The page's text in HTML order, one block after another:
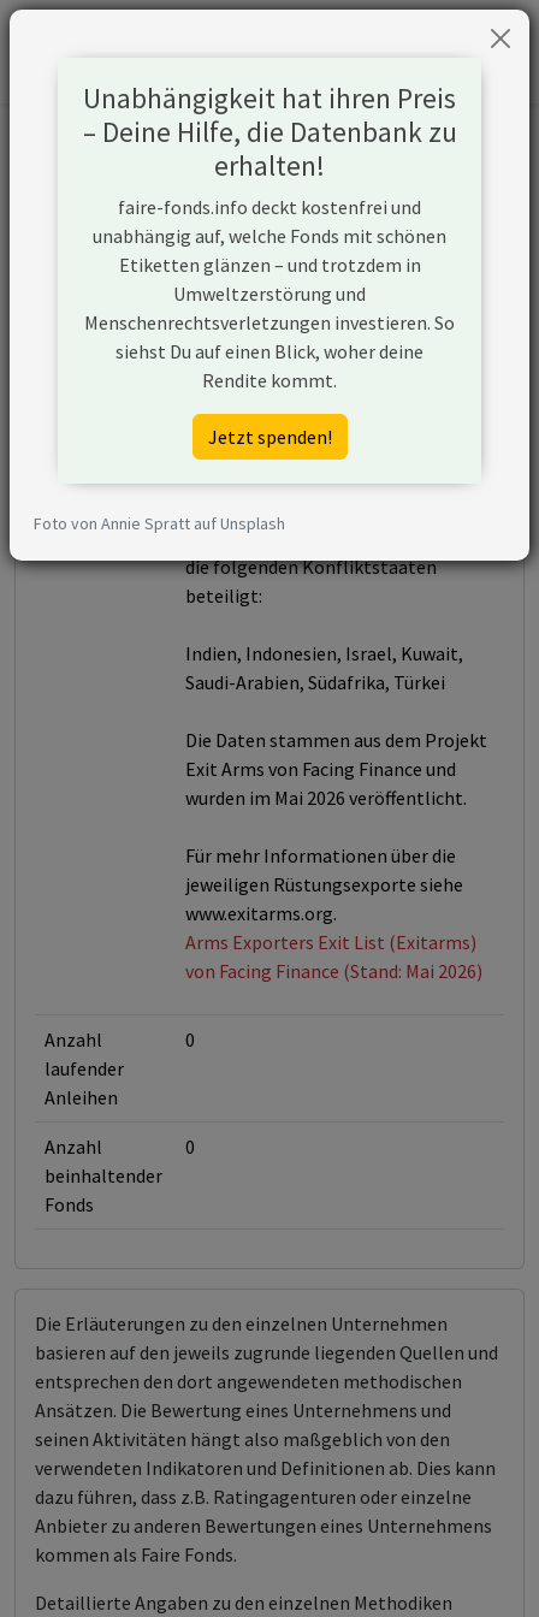
Informationen zum Unternehmen
Kongsberg Gruppen
https://www.kongsberg.com/investor-
relations/kongsberg-investment-
case/
Das Unternehmen war zwischen 2017
und 2025 direkt, über
Konsortien an Rüstungsexporten in
die folgenden Konfliktstaaten
beteiligt:
Indien, Indonesien, Israel, Kuwait,
Saudi-Arabien, Südafrika, Türkei
Die Daten stammen aus dem Projekt
Exit Arms von Facing Finance und
wurden im Mai 2026 veröffentlicht.
Für mehr Informationen über die
jeweiligen Rüstungsexporte siehe
www.exitarms.org.
Arms Exporters Exit List (Exitarms)
von Facing Finance (Stand: Mai 2026)
Anzahl
laufender
Anleihen
0
Anzahl
beinhaltender
Fonds
0
Die Erläuterungen zu den einzelnen Unternehmen
basieren auf den jeweils zugrunde liegenden Quellen und
entsprechen den dort angewendeten methodischen
Ansätzen. Die Bewertung eines Unternehmens und
seinen Aktivitäten hängt also maßgeblich von den
verwendeten Indikatoren und Definitionen ab. Dies kann
dazu führen, dass z.B. Ratingagenturen oder einzelne
Anbieter zu anderen Bewertungen eines Unternehmens
kommen als Faire Fonds.
Detaillierte Angaben zu den einzelnen Methodiken
Unabhängigkeit hat ihren Preis
– Deine Hilfe, die Datenbank zu
erhalten!
faire-fonds.info deckt kostenfrei und
unabhängig auf, welche Fonds mit schönen
Etiketten glänzen – und trotzdem in
Umweltzerstörung und
Menschenrechtsverletzungen investieren. So
siehst Du auf einen Blick, woher deine
Rendite kommt.
Jetzt spenden!
Foto von Annie Spratt auf Unsplash